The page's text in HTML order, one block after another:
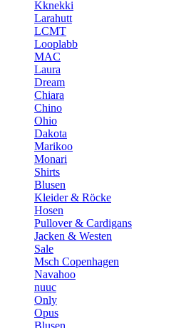
Kknekki
Larahutt
LCMT
Looplabb
MAC
Laura
Dream
Chiara
Chino
Ohio
Dakota
Marikoo
Monari
Shirts
Blusen
Kleider & Röcke
Hosen
Pullover & Cardigans
Jacken & Westen
Sale
Msch Copenhagen
Navahoo
nuuc
Only
Opus
Blusen